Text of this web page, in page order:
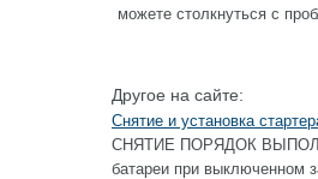
можете столкнуться с
Другое на сайте:
Снятие и установка
СНЯТИЕ ПОРЯДОК
батареи при выключенном